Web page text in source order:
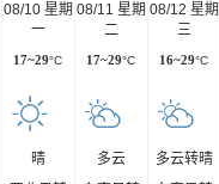
08/10 星期
一
17~29°C
晴
08/11 星期
二
17~29°C
多云
08/12 星期
三
16~29°C
多云转晴